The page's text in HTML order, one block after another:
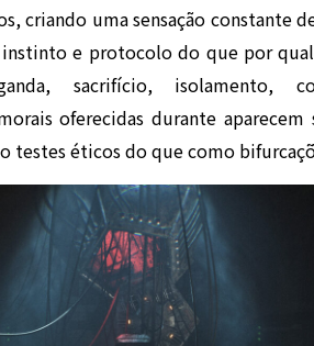
criando uma sensação constante
e protocolo do que por
sacrifício, isolamento,
oferecidas durante aparecem
testes éticos do que como